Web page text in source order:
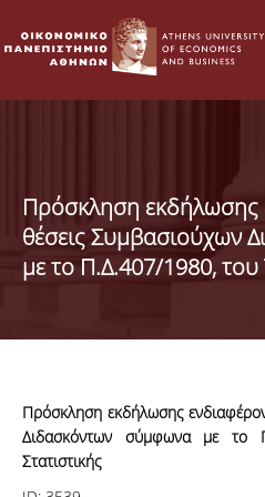
Πρόσκληση εκδήλωσης
θέσεις Συμβασιούχων
με το Π.Δ.407/1980, του
Πρόσκληση εκδήλωσης
Διδασκόντων σύμφωνα με το
Στατιστικής